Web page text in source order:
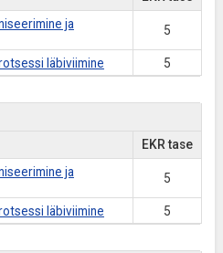
ja
5
läbiviimine 5
EKR tase
ja
5
läbiviimine 5